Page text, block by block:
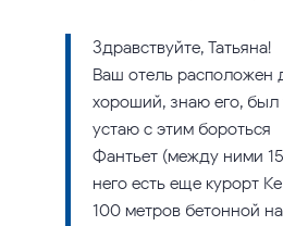
Здравствуйте, Татьяна!
Ваш отель расположен
хороший, знаю его,
устаю с этим бороться
Фантьет (между ними
него есть еще курорт
100 метров бетонной